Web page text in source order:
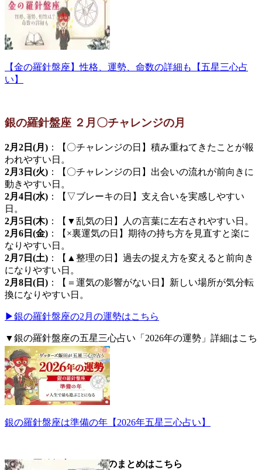
【金の羅針盤座】性格、運勢、命数の詳細も【五星三心占
い】
銀の羅針盤座 ２月〇チャレンジの月
2月2日(月) ：【〇チャレンジの日】積み重ねてきたことが報
われやすい日。
2月3日(火) ：【〇チャレンジの日】出会いの流れが前向きに
動きやすい日。
2月4日(水) ：【▽ブレーキの日】支え合いを実感しやすい
日。
2月5日(木) ：【▼乱気の日】人の言葉に左右されやすい日。
2月6日(金) ：【×裏運気の日】期待の持ち方を見直すと楽に
なりやすい日。
2月7日(土) ：【▲整理の日】過去の捉え方を変えると前向き
になりやすい日。
2月8日(日) ：【＝運気の影響がない日】新しい場所が気分転
換になりやすい日。
▶銀の羅針盤座の2月の運勢はこちら
▼銀の羅針盤座の五星三心占い「2026年の運勢」詳細はこち
ら。
銀の羅針盤座は準備の年【2026年五星三心占い】
▼銀の羅針盤座についてのまとめはこちら